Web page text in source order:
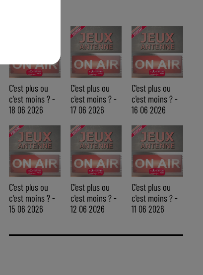
C'est plus ou
c'est moins ? -
18 06 2026
C'est plus ou
c'est moins ? -
17 06 2026
C'est plus ou
c'est moins ? -
16 06 2026
C'est plus ou
c'est moins ? -
15 06 2026
C'est plus ou
c'est moins ? -
12 06 2026
C'est plus ou
c'est moins ? -
11 06 2026